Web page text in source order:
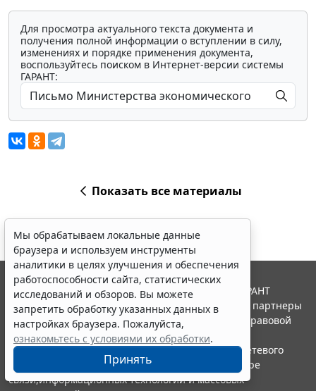
Для просмотра актуального текста документа и
получения полной информации о вступлении в силу,
изменениях и порядке применения документа,
воспользуйтесь поиском в Интернет-версии системы
ГАРАНТ:
Показать все материалы
Мы обрабатываем локальные данные
браузера и используем инструменты
аналитики в целях улучшения и обеспечения
работоспособности сайта, статистических
исследований и обзоров. Вы можете
запретить обработку указанных данных в
настройках браузера. Пожалуйста,
ознакомьтесь с условиями их обработки.
Принять
© ООО "НПП "ГАРАНТ-СЕРВИС", 2026. Система ГАРАНТ
выпускается с 1990 года. Компания "Гарант" и ее партнеры
являются участниками Российской ассоциации правовой
информации ГАРАНТ.
Портал ГАРАНТ.РУ зарегистрирован в качестве сетевого
издания Федеральной службой по надзору в сфере
связи,информационных технологий и массовых